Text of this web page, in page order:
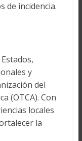
de incidencia.
y
del
(OTCA). Con
locales
la